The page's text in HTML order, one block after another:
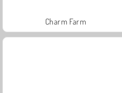
Charm Farm